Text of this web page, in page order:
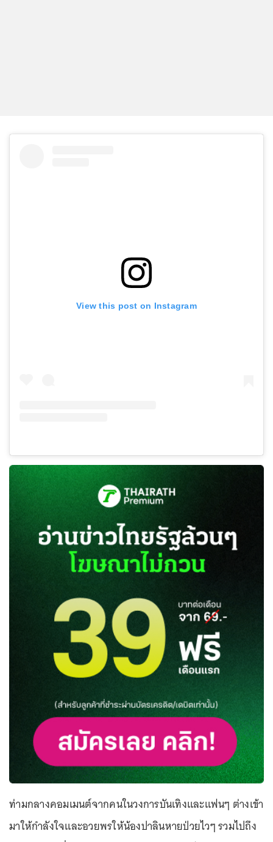
View this post on Instagram
ท่ามกลางคอมเมนต์จากคนในวงการบันเทิงและแฟนๆ ต่างเข้า
มาให้กำลังใจและอวยพรให้น้องปาลินหายป่วยไวๆ รวมไปถึง